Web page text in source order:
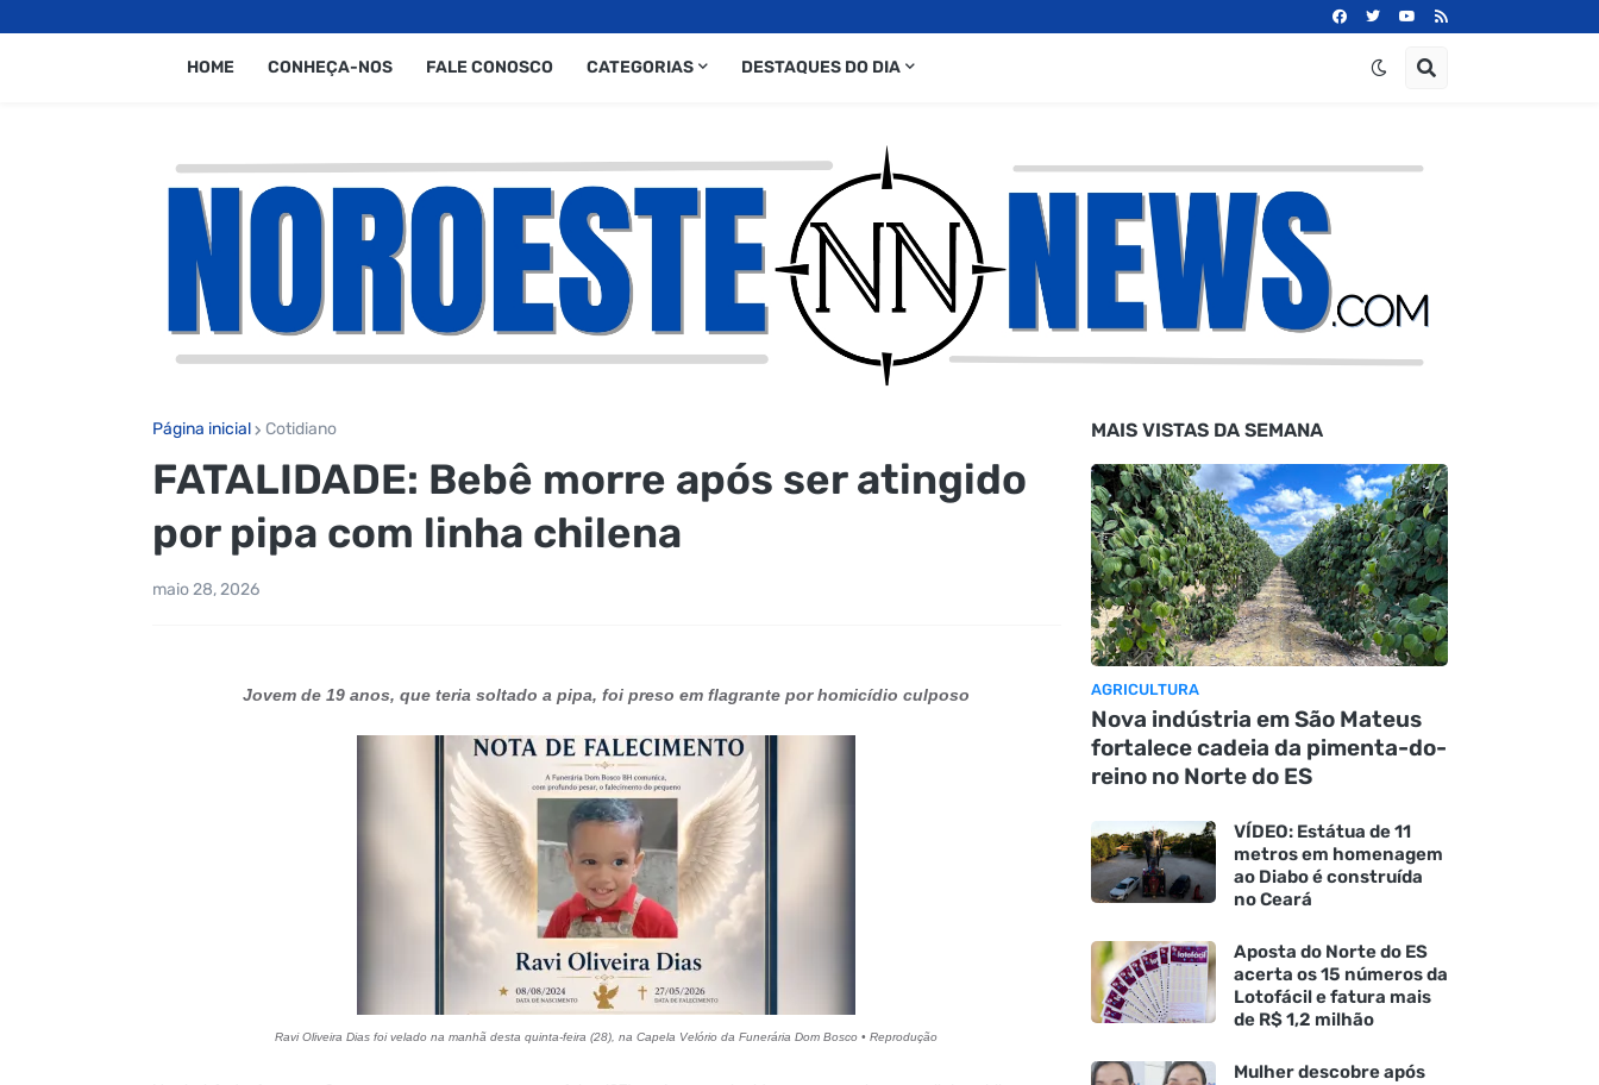
HOME CONHEÇA-NOS FALE CONOSCO CATEGORIAS DESTAQUES DO DIA
Página inicial Cotidiano
FATALIDADE: Bebê morre após ser atingido
por pipa com linha chilena
maio 28, 2026
Jovem de 19 anos, que teria soltado a pipa, foi preso em flagrante por homicídio culposo
Ravi Oliveira Dias foi velado na manhã desta quinta-feira (28), na Capela Velório da Funerária Dom Bosco • Reprodução
MAIS VISTAS DA SEMANA
AGRICULTURA
Nova indústria em São Mateus
fortalece cadeia da pimenta-do-
reino no Norte do ES
VÍDEO: Estátua de 11
metros em homenagem
ao Diabo é construída
no Ceará
Aposta do Norte do ES
acerta os 15 números da
Lotofácil e fatura mais
de R$ 1,2 milhão
Mulher descobre após